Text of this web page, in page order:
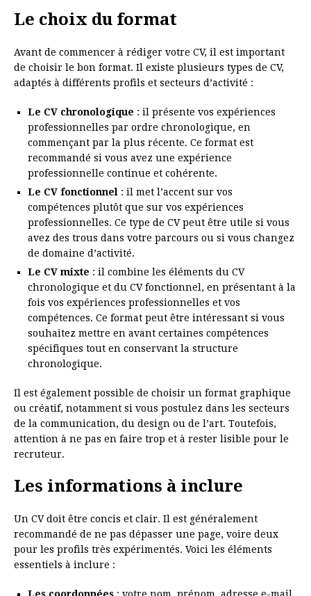
Le choix du format
Avant de commencer à rédiger votre CV, il est important
de choisir le bon format. Il existe plusieurs types de CV,
adaptés à différents profils et secteurs d’activité :
Le CV chronologique : il présente vos expériences
professionnelles par ordre chronologique, en
commençant par la plus récente. Ce format est
recommandé si vous avez une expérience
professionnelle continue et cohérente.
Le CV fonctionnel : il met l’accent sur vos
compétences plutôt que sur vos expériences
professionnelles. Ce type de CV peut être utile si vous
avez des trous dans votre parcours ou si vous changez
de domaine d’activité.
Le CV mixte : il combine les éléments du CV
chronologique et du CV fonctionnel, en présentant à la
fois vos expériences professionnelles et vos
compétences. Ce format peut être intéressant si vous
souhaitez mettre en avant certaines compétences
spécifiques tout en conservant la structure
chronologique.
Il est également possible de choisir un format graphique
ou créatif, notamment si vous postulez dans les secteurs
de la communication, du design ou de l’art. Toutefois,
attention à ne pas en faire trop et à rester lisible pour le
recruteur.
Les informations à inclure
Un CV doit être concis et clair. Il est généralement
recommandé de ne pas dépasser une page, voire deux
pour les profils très expérimentés. Voici les éléments
essentiels à inclure :